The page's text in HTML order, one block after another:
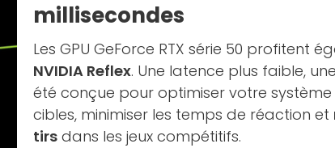
millisecondes
Les GPU GeForce RTX série 50 profitent
NVIDIA Reflex. Une latence plus faible,
été conçue pour optimiser votre
cibles, minimiser les temps de réaction et
tirs dans les jeux compétitifs.